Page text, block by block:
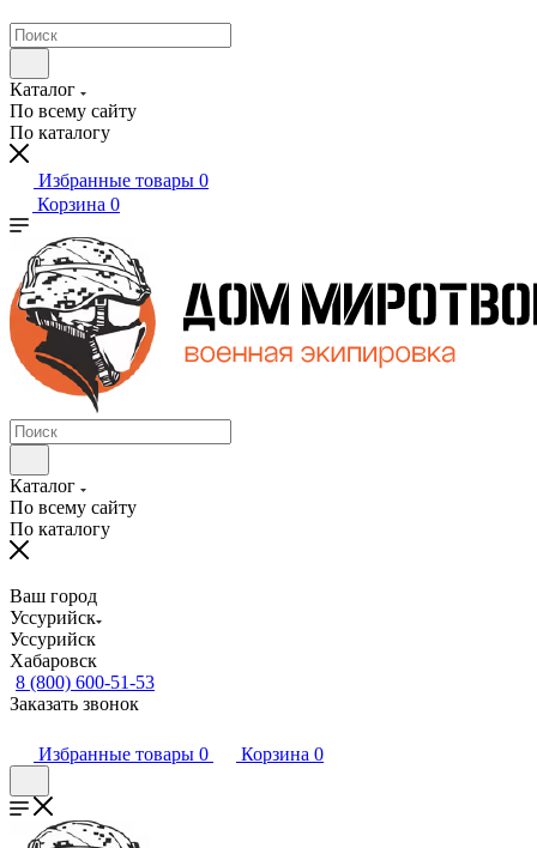
Каталог
По всему сайту
По каталогу
Избранные товары 0
Корзина 0
Каталог
По всему сайту
По каталогу
Ваш город
Уссурийск
Уссурийск
Хабаровск
8 (800) 600-51-53
Заказать звонок
Избранные товары 0 Корзина 0